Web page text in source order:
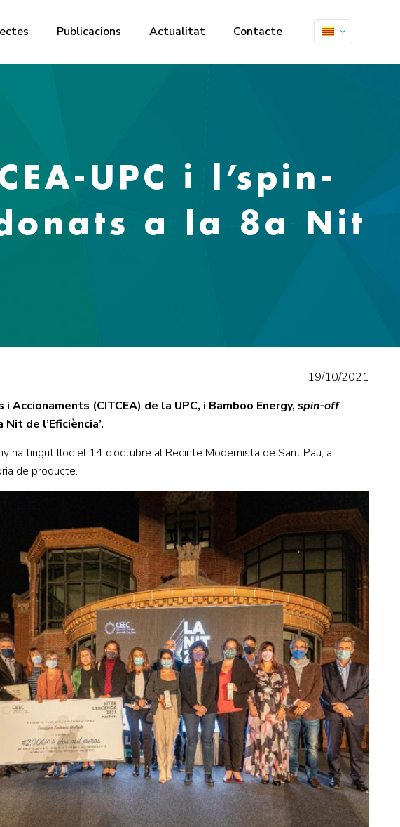
Publicacions Actualitat Contacte
UPC i l’spin-
a la 8a Nit
19/10/2021
(CITCEA) de la UPC, i Bamboo Energy, spin-off
de l’Eficiència’.
ha tingut lloc el 14 d’octubre al Recinte Modernista de Sant Pau, a
de producte.